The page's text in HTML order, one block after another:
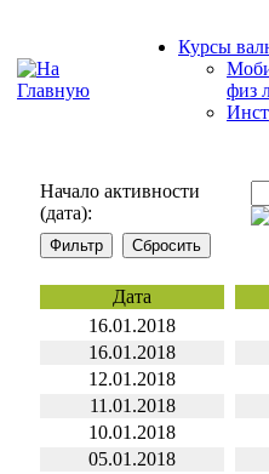
Курсы
физ
Начало активности
(дата):
Дата
16.01.2018
16.01.2018
12.01.2018
11.01.2018
10.01.2018
05.01.2018